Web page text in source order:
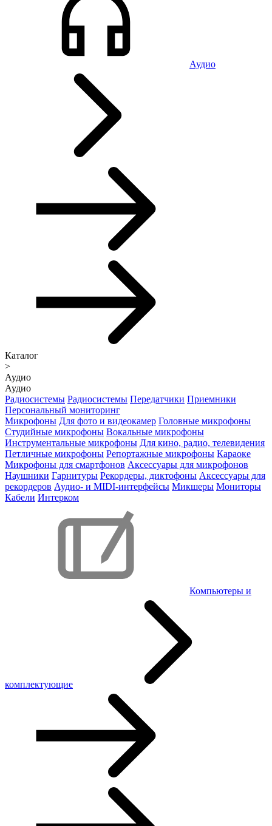
Аудио
Каталог
>
Аудио
Аудио
Радиосистемы Радиосистемы Передатчики Приемники
Персональный мониторинг
Микрофоны Для фото и видеокамер Головные микрофоны
Студийные микрофоны Вокальные микрофоны
Инструментальные микрофоны Для кино, радио, телевидения
Петличные микрофоны Репортажные микрофоны Караоке
Микрофоны для смартфонов Аксессуары для микрофонов
Наушники Гарнитуры Рекордеры, диктофоны Аксессуары для
рекордеров Аудио- и MIDI-интерфейсы Микшеры Мониторы
Кабели Интерком
Компьютеры и
комплектующие